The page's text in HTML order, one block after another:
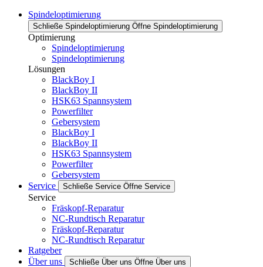
Spindeloptimierung
Schließe Spindeloptimierung Öffne Spindeloptimierung
Optimierung
Spindeloptimierung
Spindeloptimierung
Lösungen
BlackBoy I
BlackBoy II
HSK63 Spannsystem
Powerfilter
Gebersystem
BlackBoy I
BlackBoy II
HSK63 Spannsystem
Powerfilter
Gebersystem
Service
Schließe Service Öffne Service
Service
Fräskopf-Reparatur
NC-Rundtisch Reparatur
Fräskopf-Reparatur
NC-Rundtisch Reparatur
Ratgeber
Über uns
Schließe Über uns Öffne Über uns